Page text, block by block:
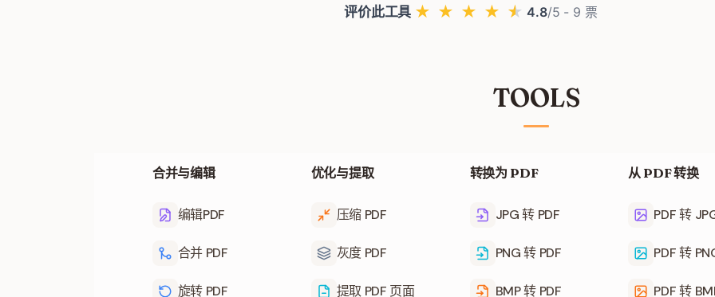
评价此工具 ★ ★ ★ ★ ★ 4.8/5 - 9 票
TOOLS
合并与编辑
编辑PDF
合并 PDF
旋转 PDF
优化与提取
压缩 PDF
灰度 PDF
提取 PDF 页面
转换为 PDF
JPG 转 PDF
PNG 转 PDF
BMP 转 PDF
从 PDF 转换
PDF 转
PDF 转
PDF 转